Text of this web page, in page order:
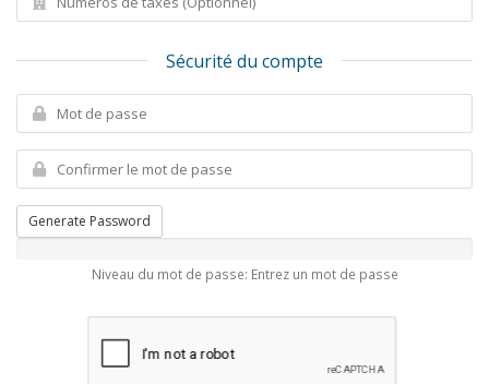
Sécurité du compte
Generate Password
Niveau du mot de passe: Entrez un mot de passe